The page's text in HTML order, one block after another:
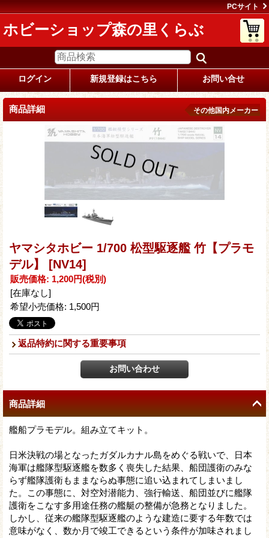
PCサイト
ホビーショップ森の里くらぶ
ログイン 新規登録はこちら お問い合せ
商品詳細 その他国内メーカー
ヤマシタホビー 1/700 松型駆逐艦 竹【プラモ
デル】
[NV14]
販売価格: 1,200円(税別)
[在庫なし]
希望小売価格: 1,500円
返品特約に関する重要事項
商品詳細
艦船プラモデル。組み立てキット。
日米決戦の場となったガダルカナル島をめぐる戦いで、日本
海軍は艦隊型駆逐艦を数多く喪失した結果、船団護衛のみな
らず艦隊護衛もままならぬ事態に追い込まれてしまいまし
た。この事態に、対空対潜能力、強行輸送、船団並びに艦隊
護衛をこなす多用途任務の艦艇の整備が急務となりました。
しかし、従来の艦隊型駆逐艦のような建造に要する年数では
意味がなく、数か月で竣工できるという条件が加味されまし